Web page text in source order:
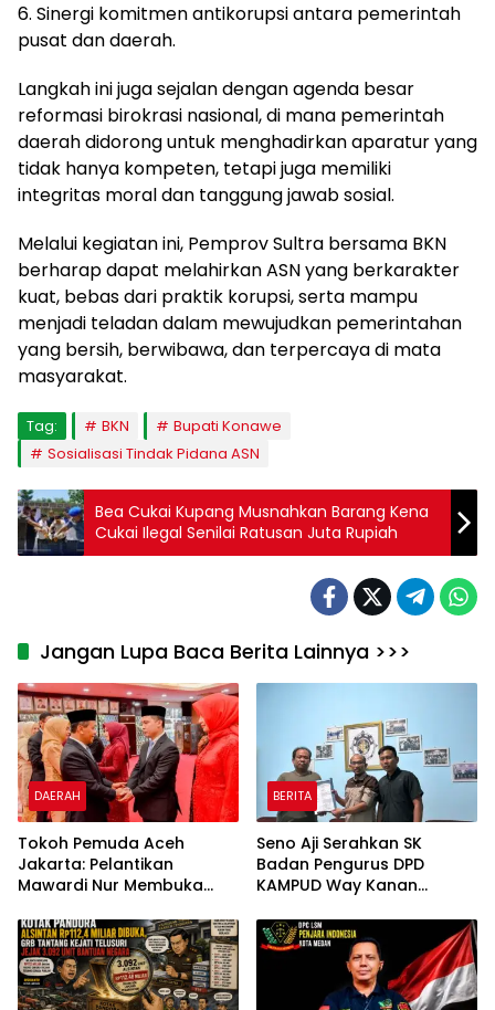
6. Sinergi komitmen antikorupsi antara pemerintah
pusat dan daerah.
Langkah ini juga sejalan dengan agenda besar
reformasi birokrasi nasional, di mana pemerintah
daerah didorong untuk menghadirkan aparatur yang
tidak hanya kompeten, tetapi juga memiliki
integritas moral dan tanggung jawab sosial.
Melalui kegiatan ini, Pemprov Sultra bersama BKN
berharap dapat melahirkan ASN yang berkarakter
kuat, bebas dari praktik korupsi, serta mampu
menjadi teladan dalam mewujudkan pemerintahan
yang bersih, berwibawa, dan terpercaya di mata
masyarakat.
Tag: BKN
Bupati Konawe
Sosialisasi Tindak Pidana ASN
Bea Cukai Kupang Musnahkan Barang Kena
Cukai Ilegal Senilai Ratusan Juta Rupiah
Jangan Lupa Baca Berita Lainnya >>>
DAERAH
Tokoh Pemuda Aceh
Jakarta: Pelantikan
Mawardi Nur Membuka
Kemajuan Migas Aceh
BERITA
Seno Aji Serahkan SK
Badan Pengurus DPD
KAMPUD Way Kanan